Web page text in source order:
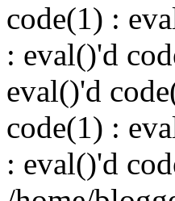
code(1) :
: eval()'d
eval()'d
code(1) :
: eval()'d